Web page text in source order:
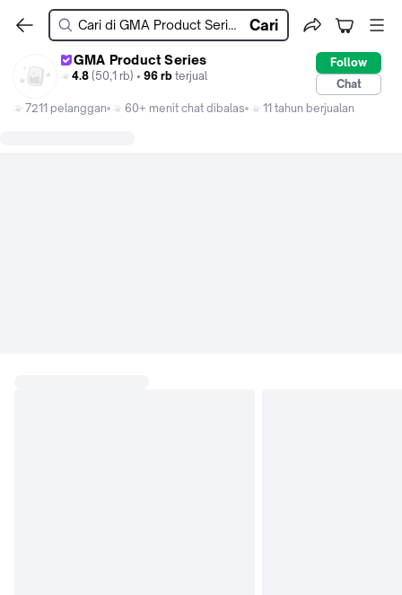
Cari
GMA Product Series
4.8 (50,1 rb) • 96 rb terjual
Follow
Chat
7211 pelanggan
60+ menit chat dibalas 11 tahun berjualan